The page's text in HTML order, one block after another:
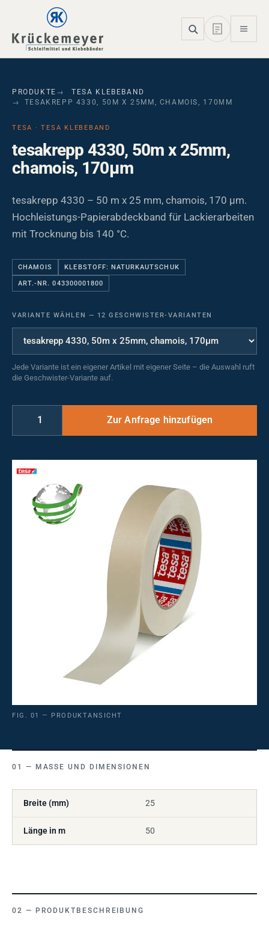
Skip to main navigation
Skip to main content
Skip to page footer
PRODUKTE
TESA KLEBEBAND
TESAKREPP 4330, 50M X 25MM, CHAMOIS, 170ΜM
TESA · TESA KLEBEBAND
tesakrepp 4330, 50m x 25mm,
chamois, 170µm
tesakrepp 4330 – 50 m x 25 mm, chamois, 170 µm.
Hochleistungs-Papierabdeckband für Lackierarbeiten
mit Trocknung bis 140 °C.
CHAMOIS KLEBSTOFF: NATURKAUTSCHUK
ART.-NR. 043300001800
VARIANTE WÄHLEN — 12 GESCHWISTER-VARIANTEN
Jede Variante ist ein eigener Artikel mit eigener Seite – die Auswahl ruft
die Geschwister-Variante auf.
FIG. 01 — PRODUKTANSICHT
MASSE UND DIMENSIONEN
Breite (mm) 25
Länge in m 50
PRODUKTBESCHREIBUNG